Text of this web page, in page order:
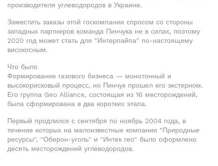
производителя углеводородов в Украине.
Заместить заказы этой госкомпании спросом со стороны
западных партнеров команда Пинчука не в силах, поэтому
2020 год может стать для "Интерпайпа" по-настоящему
високосным.
Что было
Формирование газового бизнеса — монотонный и
высокорисковый процесс, но Пинчук прошел его экстерном.
Его группа Geo Alliance, состоящая из 16 месторождений,
была сформирована в два коротких этапа.
Первый продлился с сентября по ноябрь 2004 года, в
течение которых на малоизвестные компании "Природные
ресурсы", "Оберон-уголь" и "Интек гео" было оформлено
десять месторождений углеводородов.